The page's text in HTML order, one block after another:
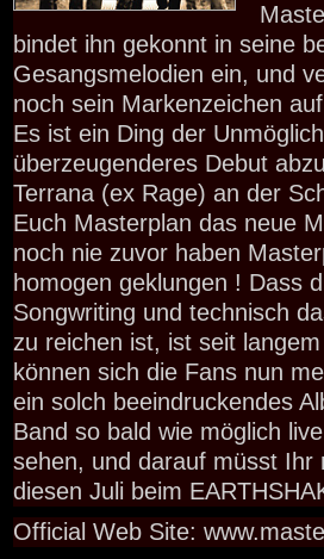
bindet ihn gekonnt in seine
Gesangsmelodien ein, und
noch sein Markenzeichen
Es ist ein Ding der
überzeugenderes Debut
Terrana (ex Rage) an der
Euch Masterplan das neue
noch nie zuvor haben
homogen geklungen ! Dass
Songwriting und technisch
zu reichen ist, ist seit
können sich die Fans nun
ein solch beeindruckendes
Band so bald wie möglich
sehen, und darauf müsst Ihr
diesen Juli beim
Official Web Site: